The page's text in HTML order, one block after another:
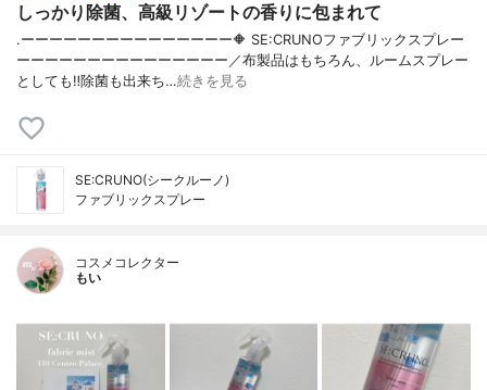
しっかり除菌、高級リゾートの香りに包まれて
.ーーーーーーーーーーーーーーー🔶 SE:CRUNOファブリックスプレー
ーーーーーーーーーーーーーーー／布製品はもちろん、ルームスプレー
としても‼︎除菌も出来ち…続きを見る
SE:CRUNO(シークルーノ)
ファブリックスプレー
コスメコレクター
もい